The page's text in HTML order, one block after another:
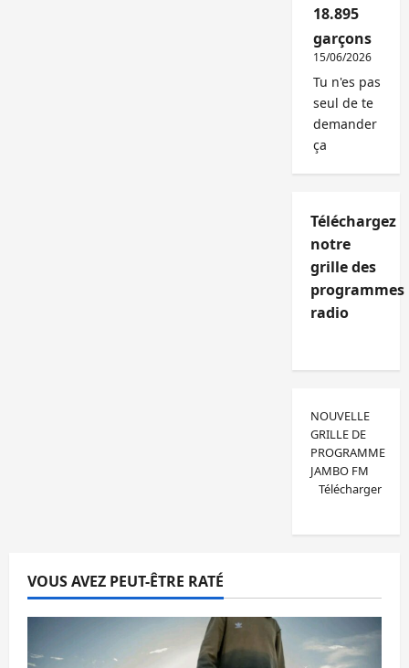
18.895
garçons
15/06/2026
Tu n'es pas
seul de te
demander
ça
Téléchargez
notre
grille des
programmes
radio
NOUVELLE
GRILLE DE
PROGRAMME
JAMBO FM
Télécharger
VOUS AVEZ PEUT-ÊTRE RATÉ